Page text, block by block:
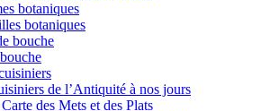
botaniques
botaniques
bouche
de l’Antiquité à nos jours
des Mets et des Plats